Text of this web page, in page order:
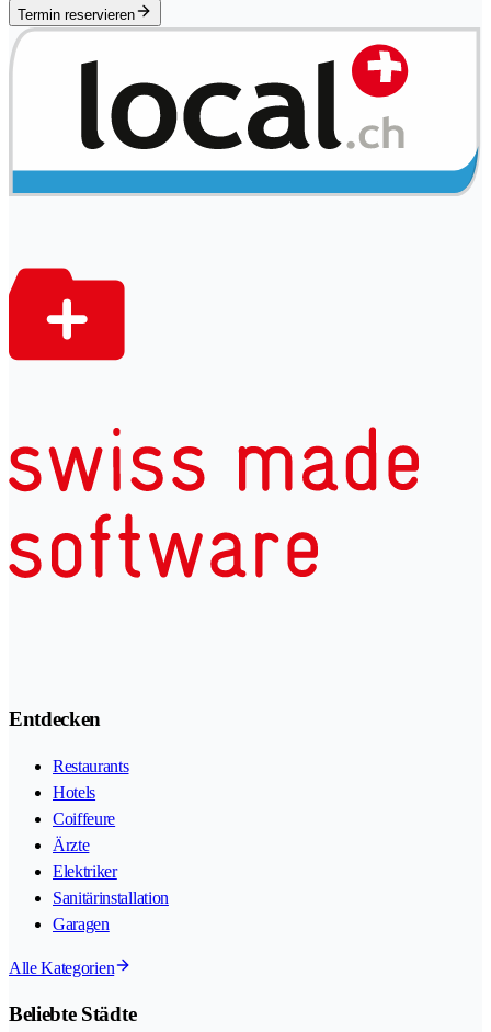
Termin reservieren
Entdecken
Restaurants
Hotels
Coiffeure
Ärzte
Elektriker
Sanitärinstallation
Garagen
Alle Kategorien
Beliebte Städte